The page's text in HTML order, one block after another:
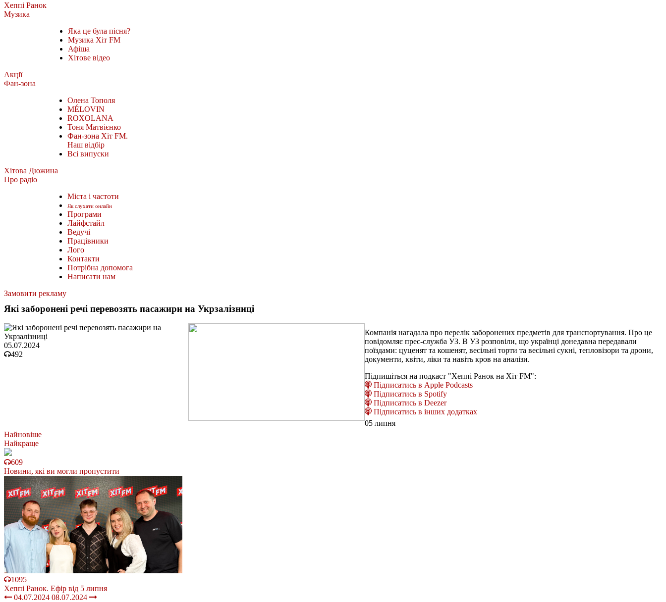
Хеппі Ранок
Музика
Яка це була пісня?
Музика Хіт FM
Афіша
Хітове відео
Акції
Фан-зона
Олена Тополя
MÉLOVIN
ROXOLANA
Тоня Матвієнко
Фан-зона Хіт FM.
Наш відбір
Всі випуски
Хітова Дюжина
Про радіо
Міста і частоти
Як слухати онлайн
Програми
Лайфстайл
Ведучі
Працівники
Лого
Контакти
Потрібна допомога
Написати нам
Замовити рекламу
Які заборонені речі перевозять пасажири на Укрзалізниці
05.07.2024
492
Компанія нагадала про перелік заборонених предметів для транспортування. Про це
повідомляє прес-служба УЗ. В УЗ розповіли, що українці донедавна передавали
поїздами: цуценят та кошенят, весільні торти та весільні сукні, тепловізори та дрони,
документи, квіти, ліки та навіть кров на аналізи.
Підпишіться на подкаст "Хеппі Ранок на Хіт FM":
Підписатись в Apple Podcasts
Підписатись в Spotify
Підписатись в Deezer
Підписатись в інших додатках
05 липня
Найновіше
Найкраще
609
Новини, які ви могли пропустити
1095
Хеппі Ранок. Ефір від 5 липня
04.07.2024 08.07.2024